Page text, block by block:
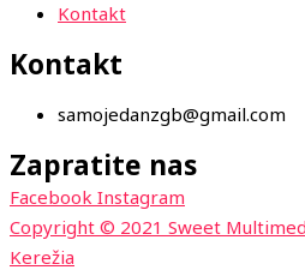
Kontakt
Kontakt
samojedanzgb@gmail.com
Zapratite nas
Facebook Instagram
Copyright © 2021 Sweet
Kerežia